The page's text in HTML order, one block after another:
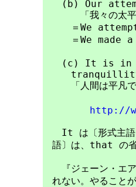
(b) Our
「我々の太平洋
＝We
＝We made a
(c) It is in
「人間は平凡であ
（“Jane
http://
It は〔形式主語
語〕は、that
『ジェーン・エア
れない。やること